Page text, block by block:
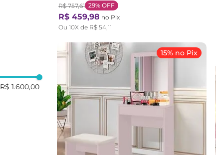
R$ 1.600,00
R$ 757,61 29% OFF
R$ 459,98 no Pix
Ou 10X de R$ 54,11
15% no Pix